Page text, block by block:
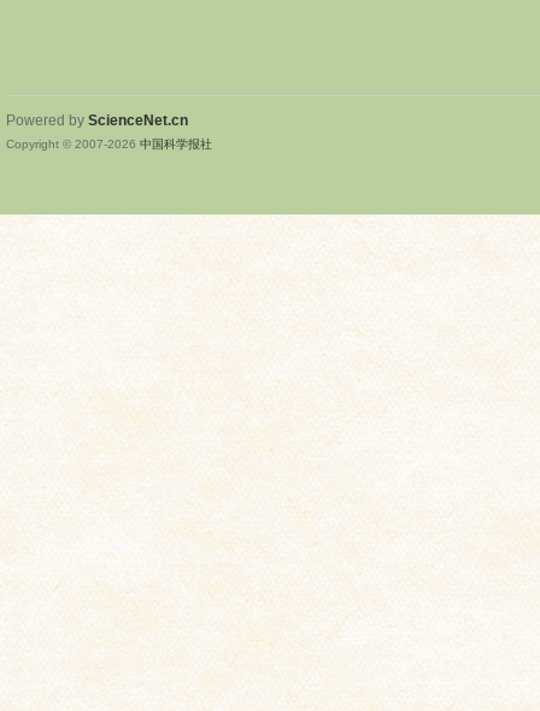
Powered by ScienceNet.cn
Copyright © 2007-2026 中国科学报社